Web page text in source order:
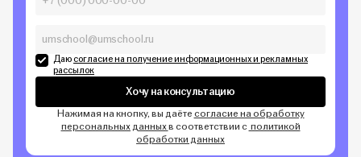
Даюсогласие на получение информационных и рекламных
рассылок
Хочу на консультацию
Нажимая на кнопку, вы даётесогласие на обработку
персональных данныхв соответствии с политикой
обработки данных